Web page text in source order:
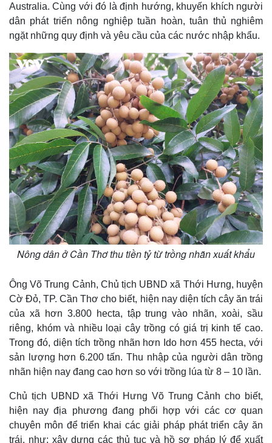
Kinh tế
Bất động sản
Khởi nghiệp
Thị trường
Giá vàng
Tiêu dùng
Tỷ giá
Chứng khoán
Giá cà phê
Australia. Cùng với đó là định hướng, khuyến khích người
dân phát triển nông nghiệp tuần hoàn, tuân thủ nghiêm
ngặt những quy định và yêu cầu của các nước nhập khẩu.
Nông dân ở Cần Thơ thu tiền tỷ từ trồng nhãn xuất khẩu
Ông Võ Trung Cảnh, Chủ tịch UBND xã Thới Hưng, huyện
Cờ Đỏ, TP. Cần Thơ cho biết, hiện nay diện tích cây ăn trái
của xã hơn 3.800 hecta, tập trung vào nhãn, xoài, sầu
riêng, khóm và nhiều loại cây trồng có giá trị kinh tế cao.
Trong đó, diện tích trồng nhãn hơn Ido hơn 455 hecta, với
sản lượng hơn 6.200 tấn. Thu nhập của người dân trồng
nhãn hiện nay đang cao hơn so với trồng lúa từ 8 – 10 lần.
Chủ tịch UBND xã Thới Hưng Võ Trung Cảnh cho biết,
hiện nay địa phương đang phối hợp với các cơ quan
chuyên môn để triển khai các giải pháp phát triển cây ăn
trái, như: xây dựng các thủ tục và hồ sơ pháp lý để xuất